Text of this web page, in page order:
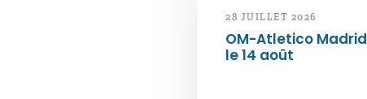
28 JUILLET 2026
OM-Atletico Madrid
le 14 août